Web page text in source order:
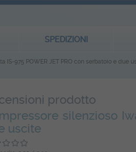
SPEDIZIONI
IS-975 POWER JET PRO con serbatoio e due
prodotto
silenzioso
uscite